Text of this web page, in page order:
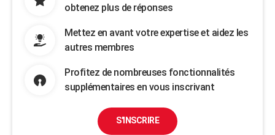
obtenez plus de réponses
Mettez en avant votre expertise et aidez les
autres membres
Profitez de nombreuses fonctionnalités
supplémentaires en vous inscrivant
S'INSCRIRE